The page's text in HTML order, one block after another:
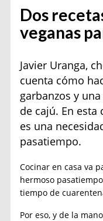
Dos
veganas
Javier Uranga,
cuenta cómo
garbanzos y
de cajú. En
es una
pasatiempo.
Cocinar en casa va
hermoso
tiempo de
Por eso, y de la